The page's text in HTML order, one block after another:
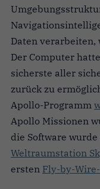
Daten verarbeiten,
Der Computer
sicherste aller
zurück zu
Apollo-Programm
Apollo Missionen
die Software
Weltraumstation
ersten Fly-by-